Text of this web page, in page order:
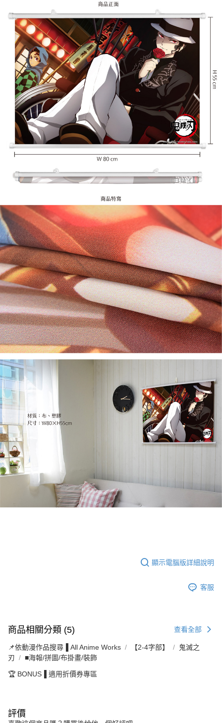
每筆NT$150
✈️ 海外配送 查看運費
顯示電腦版詳細說明
客服
商品相關分類 (5) 查看全部
📌依動漫作品搜尋▐ All Anime Works 【2-4字部】
鬼滅之
刃
■海報/拼圖/布掛畫/裝飾
🏆 BONUS▐ 適用折價券專區
評價